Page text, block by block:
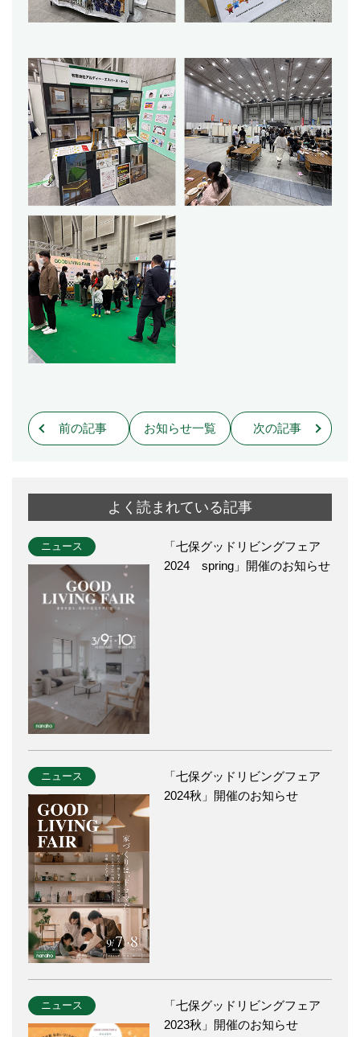
前の記事 お知らせ一覧 次の記事
よく読まれている記事
ニュース
「七保グッドリビングフェア
2024 spring」開催のお知らせ
ニュース
「七保グッドリビングフェア
2024秋」開催のお知らせ
ニュース
「七保グッドリビングフェア
2023秋」開催のお知らせ